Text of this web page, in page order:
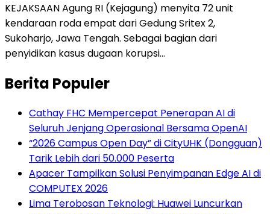
KEJAKSAAN Agung RI (Kejagung) menyita 72 unit
kendaraan roda empat dari Gedung Sritex 2,
Sukoharjo, Jawa Tengah. Sebagai bagian dari
penyidikan kasus dugaan korupsi…
Berita Populer
Cathay FHC Mempercepat Penerapan AI di
Seluruh Jenjang Operasional Bersama OpenAI
“2026 Campus Open Day” di CityUHK (Dongguan)
Tarik Lebih dari 50.000 Peserta
Apacer Tampilkan Solusi Penyimpanan Edge AI di
COMPUTEX 2026
Lima Terobosan Teknologi: Huawei Luncurkan